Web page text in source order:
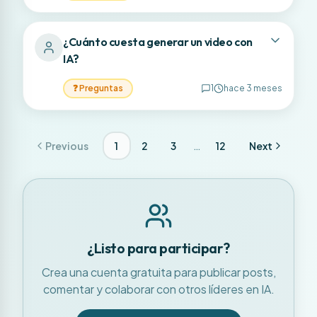
¿Cuánto cuesta generar un video con
IA?
❓Preguntas 1 hace 3 meses
Previous 1 2 3 … 12 Next
¿Listo para participar?
Crea una cuenta gratuita para publicar posts,
comentar y colaborar con otros líderes en IA.